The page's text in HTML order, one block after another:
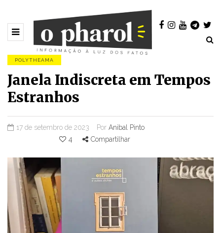
POLYTHEAMA
Janela Indiscreta em Tempos
Estranhos
17 de setembro de 2023 Por Anibal Pinto
4
Compartilhar